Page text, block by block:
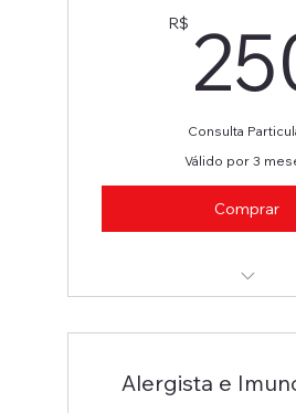
R$
Consulta
Válido por 3
Comprar
Alergista e